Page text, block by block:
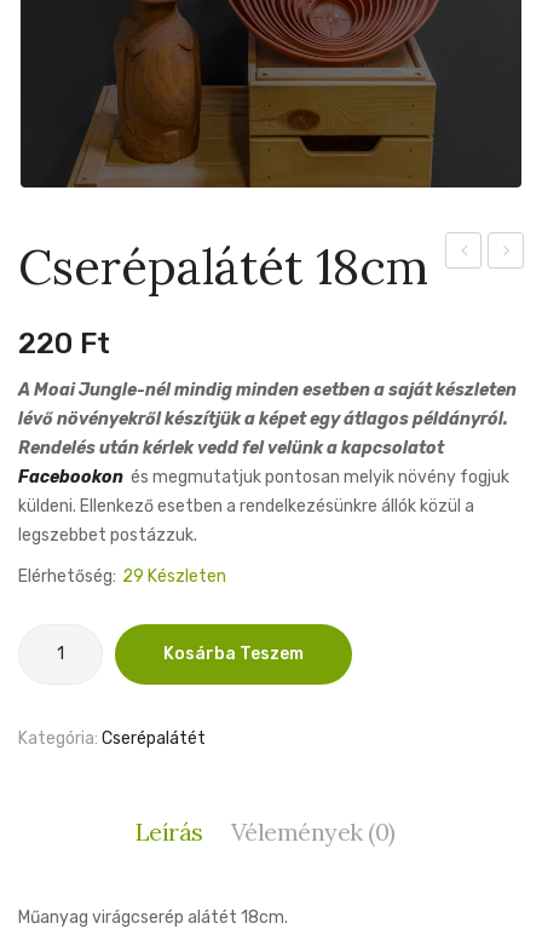
Cserépalátét 18cm
220 Ft
A Moai Jungle-nél mindig minden esetben a saját készleten
lévő növényekről készítjük a képet egy átlagos példányról.
Rendelés után kérlek vedd fel velünk a kapcsolatot
Facebookon és megmutatjuk pontosan melyik növény fogjuk
küldeni. Ellenkező esetben a rendelkezésünkre állók közül a
legszebbet postázzuk.
Elérhetőség: 29 Készleten
Cserépalátét
Kosárba Teszem
Kategória: Cserépalátét
Leírás Vélemények (0)
Műanyag virágcserép alátét 18cm.